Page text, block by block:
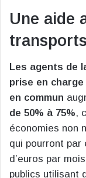
Une aide
Les agents de
prise en
en commun
de 50% à 75%,
économies non
qui pourront par
d’euros par
publics utilisant